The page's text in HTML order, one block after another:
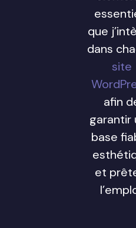
que
dans
site
afin
garantir
base
et